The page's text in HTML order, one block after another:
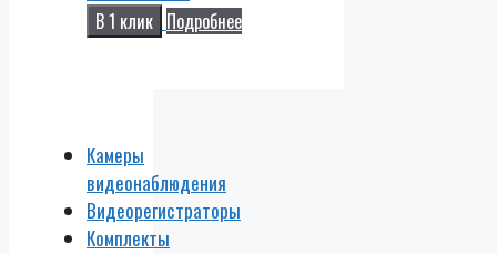
В 1 клик Подробнее
Камеры
видеонаблюдения
Видеорегистраторы
Комплекты